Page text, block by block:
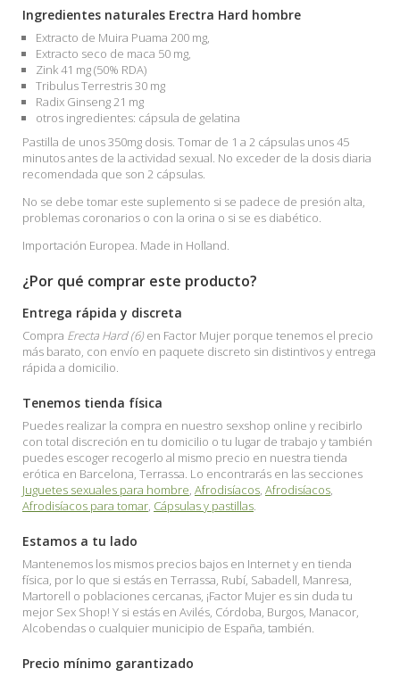
Ingredientes naturales Erectra Hard hombre
Extracto de Muira Puama 200 mg,
Extracto seco de maca 50 mg,
Zink 41 mg (50% RDA)
Tribulus Terrestris 30 mg
Radix Ginseng 21 mg
otros ingredientes: cápsula de gelatina
Pastilla de unos 350mg dosis. Tomar de 1 a 2 cápsulas unos 45
minutos antes de la actividad sexual. No exceder de la dosis diaria
recomendada que son 2 cápsulas.
No se debe tomar este suplemento si se padece de presión alta,
problemas coronarios o con la orina o si se es diabético.
Importación Europea. Made in Holland.
¿Por qué comprar este producto?
Entrega rápida y discreta
Compra Erecta Hard (6)en Factor Mujer porque tenemos el precio
más barato, con envío en paquete discreto sin distintivos y entrega
rápida a domicilio.
Tenemos tienda física
Puedes realizar la compra en nuestro sexshop online y recibirlo
con total discreción en tu domicilio o tu lugar de trabajo y también
puedes escoger recogerlo al mismo precio en nuestra tienda
erótica en Barcelona, Terrassa. Lo encontrarás en las secciones
Juguetes sexuales para hombre, Afrodisíacos, Afrodisíacos,
Afrodisíacos para tomar, Cápsulas y pastillas.
Estamos a tu lado
Mantenemos los mismos precios bajos en Internet y en tienda
física, por lo que si estás en Terrassa, Rubí, Sabadell, Manresa,
Martorell o poblaciones cercanas, ¡Factor Mujer es sin duda tu
mejor Sex Shop! Y si estás en Avilés, Córdoba, Burgos, Manacor,
Alcobendas o cualquier municipio de España, también.
Precio mínimo garantizado